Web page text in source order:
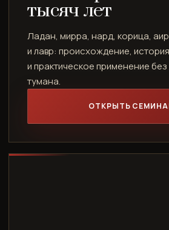
тысяч лет
Ладан, мирра, нард, корица,
и лавр: происхождение,
и практическое применение
тумана.
ОТКРЫТЬ